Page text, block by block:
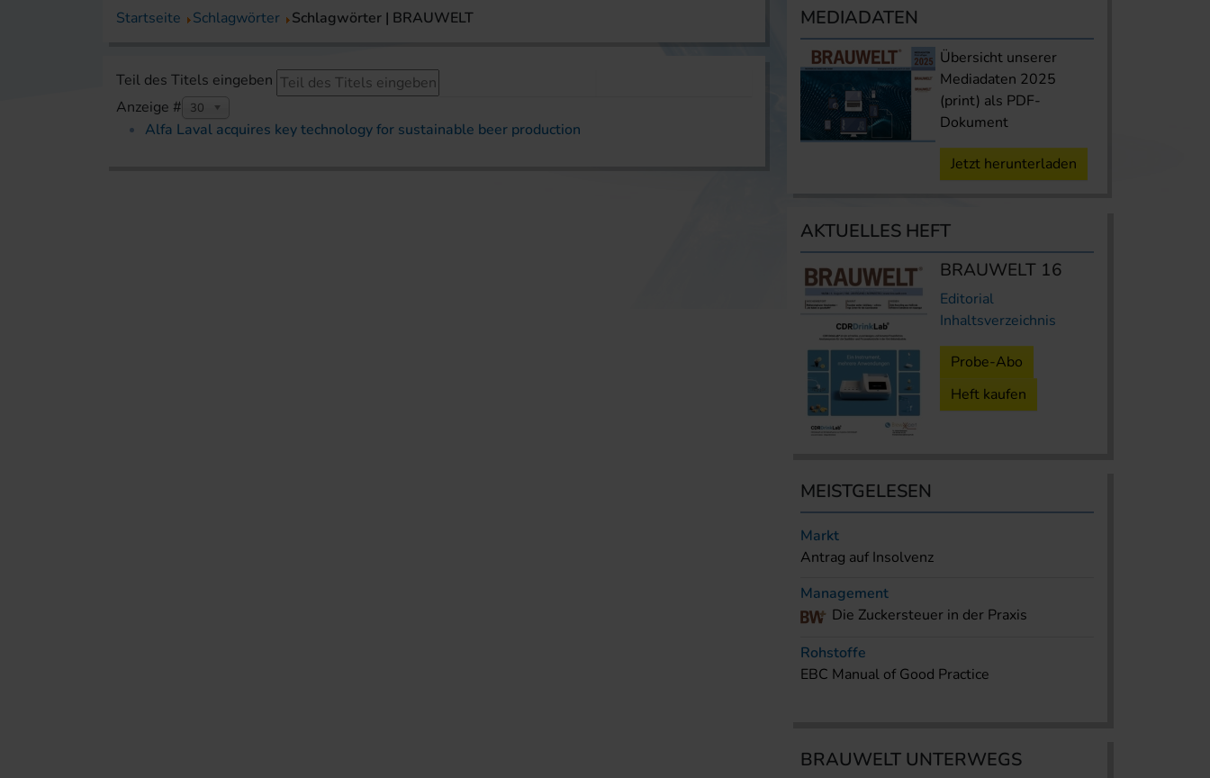
Startseite Schlagwörter Schlagwörter | BRAUWELT
Teil des Titels eingeben
Anzeige #
30
Alfa Laval acquires key technology for sustainable beer production
MEDIADATEN
Übersicht unserer
Mediadaten 2025
(print) als PDF-
Dokument
Jetzt herunterladen
AKTUELLES HEFT
BRAUWELT 16
Editorial
Inhaltsverzeichnis
Probe-Abo
Heft kaufen
MEISTGELESEN
Markt
Antrag auf Insolvenz
Management
Die Zuckersteuer in der Praxis
Rohstoffe
EBC Manual of Good Practice
BRAUWELT UNTERWEGS